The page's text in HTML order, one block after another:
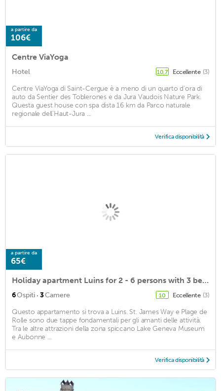
a partire da
106€
Centre ViaYoga
Hotel 10,7 Eccellente (3)
Centre ViaYoga di Saint-Cergue è a meno di un quarto d'ora di
auto da Sentier des Toblerones e da Jura Vaudois Nature Park.
Questa guest house con spa dista 16 km da Parco naturale
regionale dell'Haut-Jura ...
Verifica disponibilità
a partire da
65€
Holiday apartment Luins for 2 - 6 persons with 3 bedrooms - Multistorey holiday home/maisonette
6Ospiti · 3Camere 10 Eccellente (3)
Questo appartamento si trova a Luins. St. James Way e Plage de
Rolle sono due tappe fondamentali per gli amanti delle attività.
Tra le altre attrazioni della zona spiccano Lake Geneva Museum
e Aubonne ...
Verifica disponibilità